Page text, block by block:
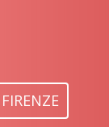
FIRENZE